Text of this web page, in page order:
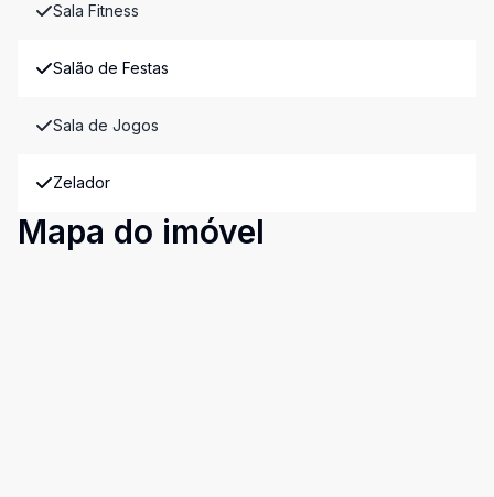
Sala Fitness
Salão de Festas
Sala de Jogos
Zelador
Mapa do imóvel